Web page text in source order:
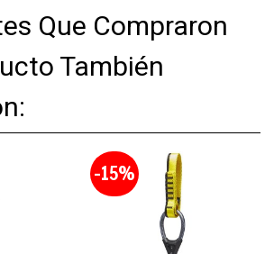
Que Compraron
También
-15%